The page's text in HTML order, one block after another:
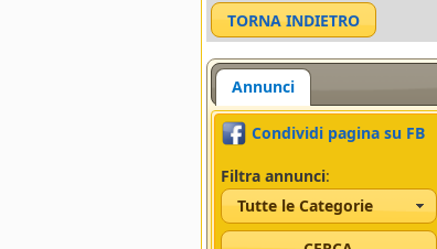
Annunci
Condividi pagina su FB
Filtra annunci:
Tutte le Categorie